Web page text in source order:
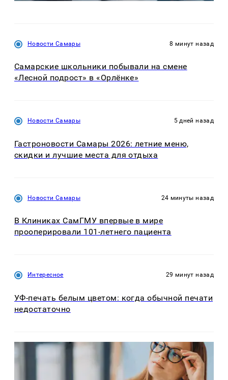
Новости Самары 8 минут назад
Самарские школьники побывали на смене
«Лесной подрост» в «Орлёнке»
Новости Самары 5 дней назад
Гастроновости Самары 2026: летние меню,
скидки и лучшие места для отдыха
Новости Самары 24 минуты назад
В Клиниках СамГМУ впервые в мире
прооперировали 101-летнего пациента
Интересное 29 минут назад
УФ-печать белым цветом: когда обычной печати
недостаточно